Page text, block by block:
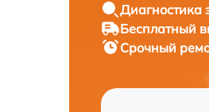
Диагностика
Бесплатный
Срочный